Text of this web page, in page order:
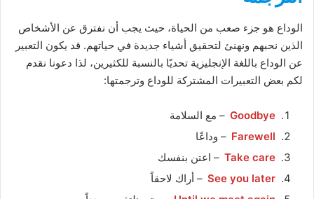
الوداع هو جزء صعب من الحياة، حيث يجب أن نفترق عن الأشخاص
الذين نحبهم ونهنئ لتحقيق أشياء جديدة في حياتهم. قد يكون التعبير
عن الوداع باللغة الإنجليزية تحديًا بالنسبة للكثيرين، لذا دعونا نقدم
لكم بعض التعبيرات المشتركة للوداع وترجمتها:
Goodbye – مع السلامة
Farewell – وداعًا
Take care – اعتن بنفسك
See you later – أراك لاحقاً